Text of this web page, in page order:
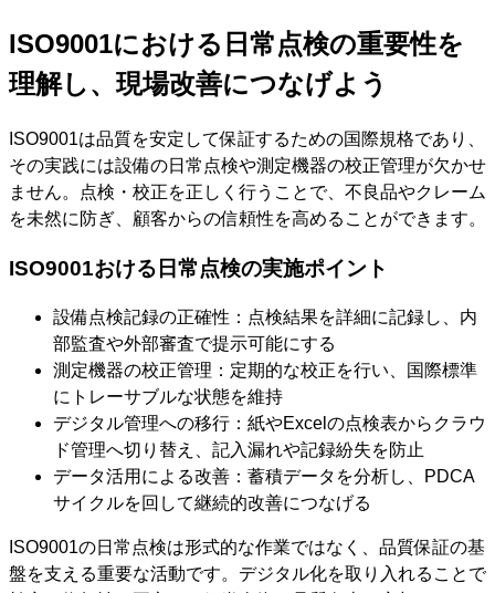
ISO9001における日常点検の重要性を
理解し、現場改善につなげよう
ISO9001は品質を安定して保証するための国際規格であり、
その実践には設備の日常点検や測定機器の校正管理が欠かせ
ません。点検・校正を正しく行うことで、不良品やクレーム
を未然に防ぎ、顧客からの信頼性を高めることができます。
ISO9001おける日常点検の実施ポイント
設備点検記録の正確性：点検結果を詳細に記録し、内
部監査や外部審査で提示可能にする
測定機器の校正管理：定期的な校正を行い、国際標準
にトレーサブルな状態を維持
デジタル管理への移行：紙やExcelの点検表からクラウ
ド管理へ切り替え、記入漏れや記録紛失を防止
データ活用による改善：蓄積データを分析し、PDCA
サイクルを回して継続的改善につなげる
ISO9001の日常点検は形式的な作業ではなく、品質保証の基
盤を支える重要な活動です。デジタル化を取り入れることで